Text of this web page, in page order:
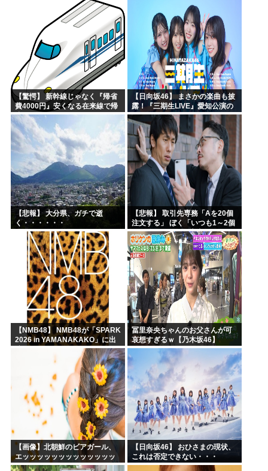
高市政権の消費税減税に反対している9人の自民党議員が全て...
ワイ（神絵師）が絵描いたから見てや
ドラゴンボールのセル編、あまりにも戦犯が多すぎるwww
靖国神社「軍服のコスプレやめろ、"慰霊"の意味考えろ」
ネトウヨ「在日特権やばい。働かずに年間600万円もらって...
【画像】けいおんキャラのヌードwww
日本人「失われた30年ヤバいだろ…貧乏になりすぎ…もう愛...
【驚愕】 新幹線じゃなく『帰省
費4000円』安くなる在来線で帰
省した結果ｗｗｗｗｗ
【日向坂46】 まさかの楽曲も披
露！『三期生LIVE』愛知公演の
レポがこちら
【悲報】 大分県、ガチで逝
く・・・・・・
【悲報】 取引先専務「Aを20個
注文する」 ぼく「いつも1～2個
しか使わないけど本当に20であ
ってる？」 取専「あってる」→
結果『こう』なったんだが...
【NMB48】 NMB48が「SPARK
2026 in YAMANAKAKO」に出
冨里奈央ちゃんのお父さんが可
哀想すぎるｗ【乃木坂46】
【画像】北朝鮮のビアガール、
エッッッッッッッッッッッッッ
ッッッッ！
【日向坂46】 おひさまの現状、
これは否定できない・・・